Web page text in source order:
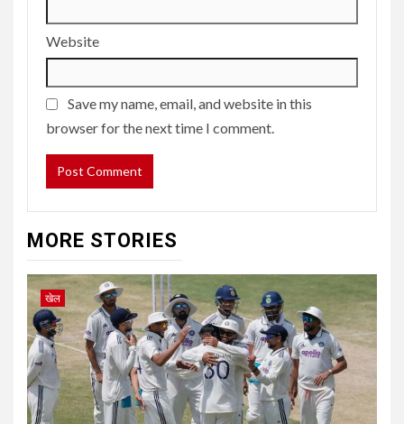
Website
Save my name, email, and website in this
browser for the next time I comment.
MORE STORIES
खेल